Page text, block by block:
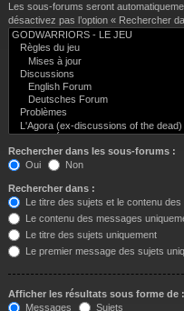
Les sous-forums seront
désactivez pas l’option « Rechercher
Rechercher dans les sous-forums :
Oui
Non
Rechercher dans :
Le titre des sujets et le contenu
Le contenu des messages
Le titre des sujets uniquement
Le premier message des sujets
Afficher les résultats sous forme de :
Messages
Sujets